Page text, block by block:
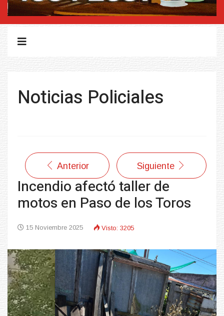
Noticias Policiales
Anterior Siguiente
Incendio afectó taller de
motos en Paso de los Toros
15 Noviembre 2025 Visto: 3205